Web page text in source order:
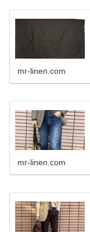
mr-linen.com
mr-linen.com